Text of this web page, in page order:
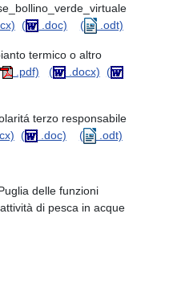
( .doc) ( .odt)
termico o altro
.pdf) ( .docx) (
terzo responsabile
( .doc) ( .odt)
delle funzioni
di pesca in acque